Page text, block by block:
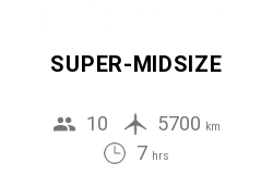
SUPER-MIDSIZE
10 5700 km
7 hrs